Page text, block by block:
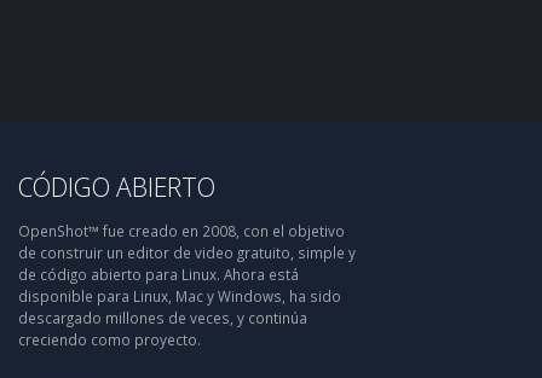
CÓDIGO ABIERTO
OpenShot™ fue creado en 2008, con el objetivo
de construir un editor de video gratuito, simple y
de código abierto para Linux. Ahora está
disponible para Linux, Mac y Windows, ha sido
descargado millones de veces, y continúa
creciendo como proyecto.